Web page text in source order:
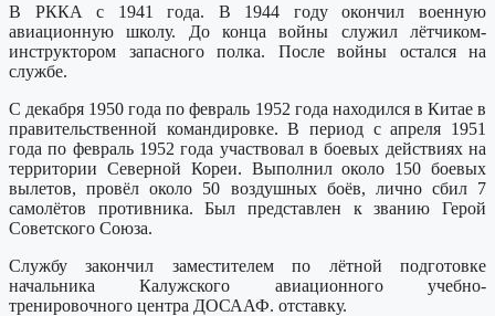
В РККА с 1941 года. В 1944 году окончил военную
авиационную школу. До конца войны служил лётчиком-
инструктором запасного полка. После войны остался на
службе.
С декабря 1950 года по февраль 1952 года находился в Китае в
правительственной командировке. В период с апреля 1951
года по февраль 1952 года участвовал в боевых действиях на
территории Северной Кореи. Выполнил около 150 боевых
вылетов, провёл около 50 воздушных боёв, лично сбил 7
самолётов противника. Был представлен к званию Герой
Советского Союза.
Службу закончил заместителем по лётной подготовке
начальника Калужского авиационного учебно-
тренировочного центра ДОСААФ. отставку.